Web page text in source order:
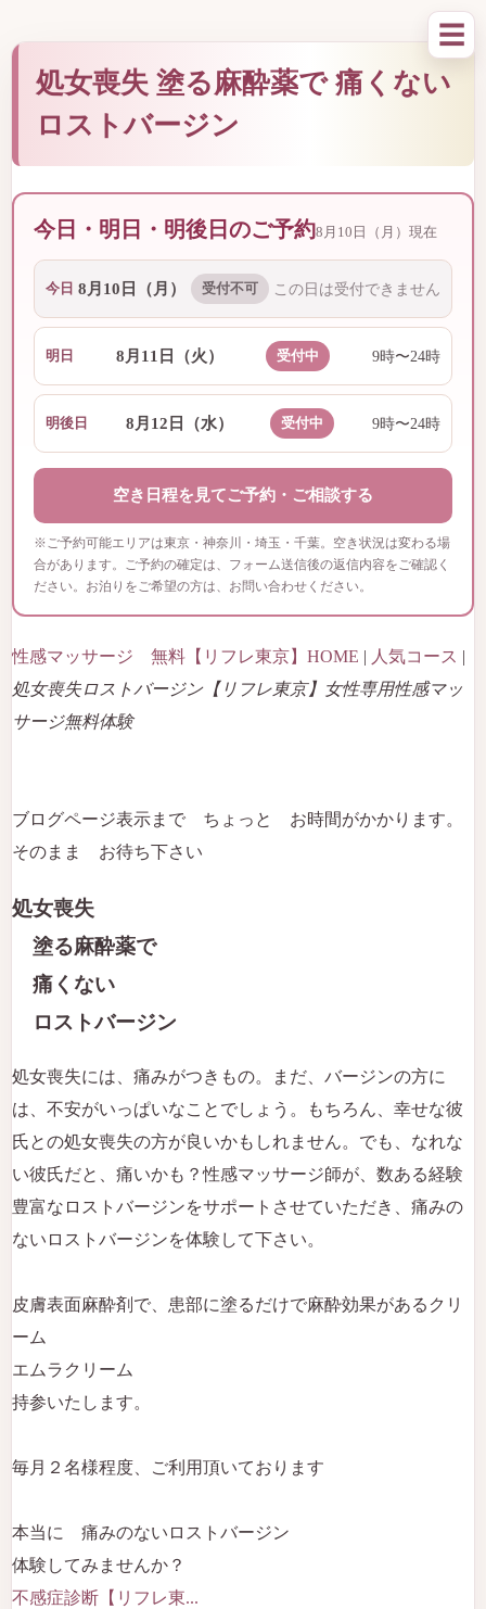
☰
処女喪失 塗る麻酔薬で 痛くない
ロストバージン
今日・明日・明後日のご予約8月10日（月）現在
今日 8月10日（月） 受付不可 この日は受付できません
明日 8月11日（火） 受付中 9時〜24時
明後日 8月12日（水） 受付中 9時〜24時
空き日程を見てご予約・ご相談する
※ご予約可能エリアは東京・神奈川・埼玉・千葉。空き状況は変わる場
合があります。ご予約の確定は、フォーム送信後の返信内容をご確認く
ださい。お泊りをご希望の方は、お問い合わせください。
性感マッサージ 無料【リフレ東京】HOME | 人気コース |
処女喪失ロストバージン【リフレ東京】女性専用性感マッ
サージ無料体験
ブログページ表示まで ちょっと お時間がかかります。
そのまま お待ち下さい
処女喪失
塗る麻酔薬で
痛くない
ロストバージン
処女喪失には、痛みがつきもの。まだ、バージンの方に
は、不安がいっぱいなことでしょう。もちろん、幸せな彼
氏との処女喪失の方が良いかもしれません。でも、なれな
い彼氏だと、痛いかも？性感マッサージ師が、数ある経験
豊富なロストバージンをサポートさせていただき、痛みの
ないロストバージンを体験して下さい。
皮膚表面麻酔剤で、患部に塗るだけで麻酔効果があるクリ
ーム
エムラクリーム
持参いたします。
毎月２名様程度、ご利用頂いております
本当に 痛みのないロストバージン
体験してみませんか？
不感症診断【リフレ東...